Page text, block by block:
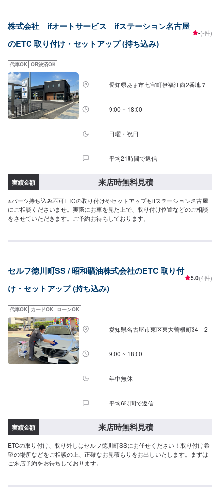
株式会社 ifオートサービス ifステーション名古屋
のETC 取り付け・セットアップ (持ち込み)
-(-件)
代車OK QR決済OK
愛知県あま市七宝町伊福江向2番地７
9:00 ~ 18:00
日曜・祝日
平均21時間で返信
実績金額 来店時無料見積
※パーツ持ち込み不可ETCの取り付けやセットアップもifステーション名古屋
にご相談くださいませ。実際にお車を見た上で、取り付け位置などのご相談
をさせていただきます。ご予約お待ちしております。
セルフ徳川町SS / 昭和礦油株式会社のETC 取り付
け・セットアップ (持ち込み)
5.0(4件)
代車OK カードOK ローンOK
愛知県名古屋市東区東大曽根町34－2
9:00 ~ 18:00
年中無休
平均6時間で返信
実績金額 来店時無料見積
ETCの取り付け、取り外しはセルフ徳川町SSにお任せください！取り付け希
望の場所などをご相談の上、正確なお見積もりをお出しいたします。まずは
ご来店予約をお待ちしております。